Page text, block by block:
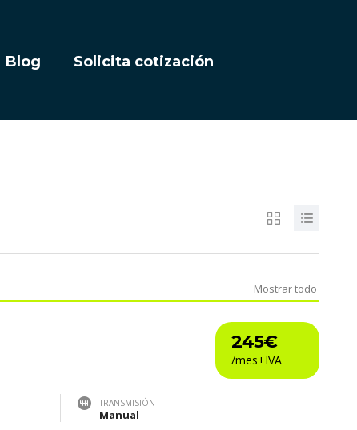
Blog Solicita cotización
Mostrar todo
245€
TRANSMISIÓN
Manual